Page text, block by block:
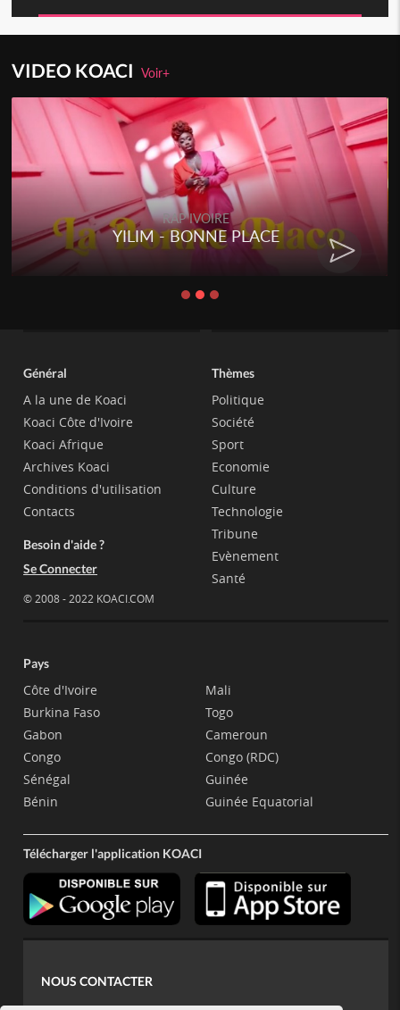
VIDEO KOACIVoir+
RAP IVOIRE
YILIM - BONNE PLACE
Général
A la une de Koaci
Koaci Côte d'Ivoire
Koaci Afrique
Archives Koaci
Conditions d'utilisation
Contacts
Besoin d'aide ?
Se Connecter
© 2008 - 2022 KOACI.COM
Thèmes
Politique
Société
Sport
Economie
Culture
Technologie
Tribune
Evènement
Santé
Pays
Côte d'Ivoire
Burkina Faso
Gabon
Congo
Sénégal
Bénin
Mali
Togo
Cameroun
Congo (RDC)
Guinée
Guinée Equatorial
Télécharger l'application KOACI
NOUS CONTACTER